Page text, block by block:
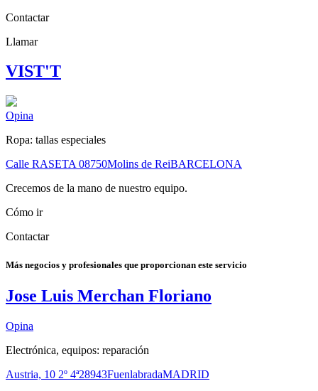
Contactar
Llamar
VIST'T
Opina
Ropa: tallas especiales
Calle RASETA 08750Molins de ReiBARCELONA
Crecemos de la mano de nuestro equipo.
Cómo ir
Contactar
Más negocios y profesionales que proporcionan este servicio
Jose Luis Merchan Floriano
Opina
Electrónica, equipos: reparación
Austria, 10 2º 4ª28943FuenlabradaMADRID